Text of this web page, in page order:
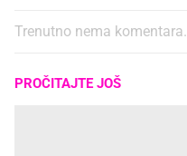
Trenutno nema komentara.
PROČITAJTE JOŠ